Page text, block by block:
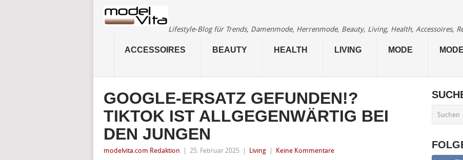
Lifestyle-Blog für Trends, Damenmode, Herrenmode, Beauty, Living, Health, Accessoires,
ACCESSOIRES BEAUTY HEALTH LIVING MODE
GOOGLE-ERSATZ GEFUNDEN!?
TIKTOK IST ALLGEGENWÄRTIG BEI
DEN JUNGEN
modelvita.com Redaktion 25. Februar 2025 Living Keine Kommentare